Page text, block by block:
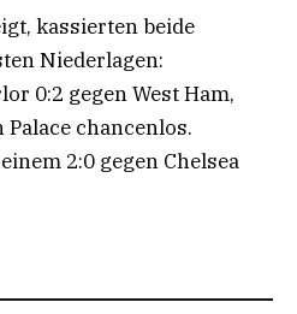
kassierten beide
Niederlagen:
0:2 gegen West Ham,
chancenlos.
2:0 gegen Chelsea